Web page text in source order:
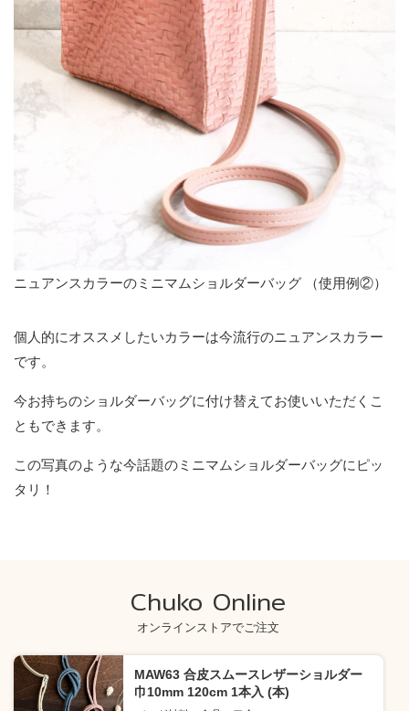
ニュアンスカラーのミニマムショルダーバッグ （使用例②）
個人的にオススメしたいカラーは今流行のニュアンスカラー
です。
今お持ちのショルダーバッグに付け替えてお使いいただくこ
ともできます。
この写真のような今話題のミニマムショルダーバッグにピッ
タリ！
Chuko Online
オンラインストアでご注文
MAW63 合皮スムースレザーショルダー
巾10mm 120cm 1本入 (本)